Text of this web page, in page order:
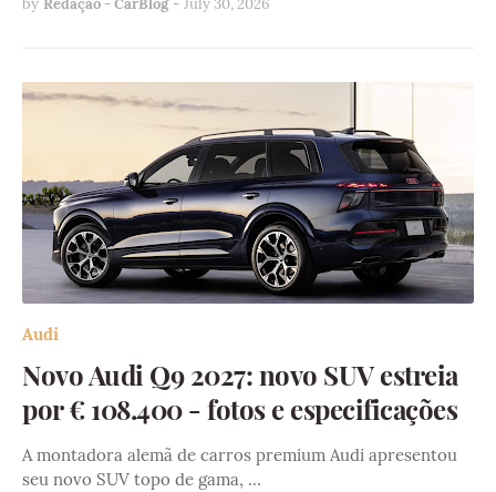
by Redação - CarBlog - July 30, 2026
Audi
Novo Audi Q9 2027: novo SUV estreia
por € 108.400 - fotos e especificações
A montadora alemã de carros premium Audi apresentou
seu novo SUV topo de gama, …